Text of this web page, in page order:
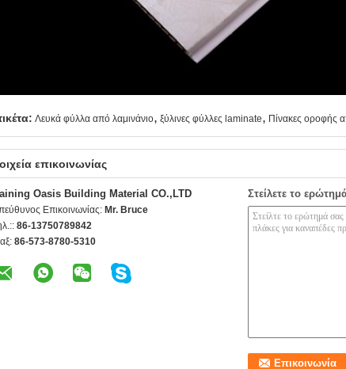
Λευκά φύλλα από λαμινάνιο, ξύλινες φύλλες laminate, Πίνακες οροφής
επικοινωνίας
Oasis Building Material CO.,LTD
Επικοινωνίας: Mr. Bruce
86-13750789842
86-573-8780-5310
Στείλετε το